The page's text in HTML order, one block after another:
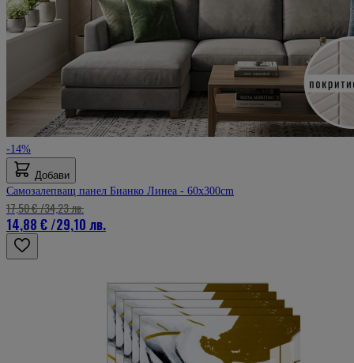
-14%
Добави
Самозалепващ панел Бианко Линеа - 60x300cm
14,88 € /29,10 лв.
17,50 €/34,23 лв.